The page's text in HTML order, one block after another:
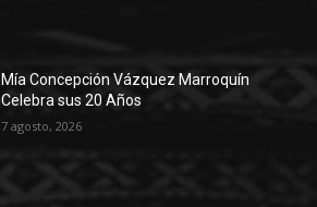
Mía Concepción Vázquez Marroquín
Celebra sus 20 Años
7 agosto, 2026